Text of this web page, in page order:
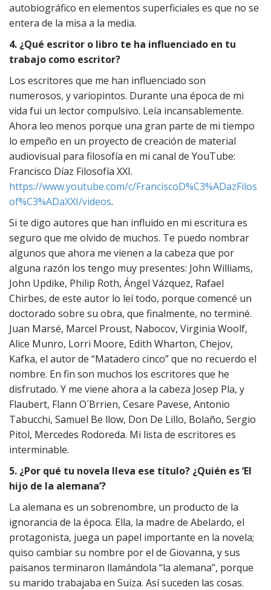
autobiográfico en elementos superficiales es que no se
entera de la misa a la media.
4. ¿Qué escritor o libro te ha influenciado en tu
trabajo como escritor?
Los escritores que me han influenciado son
numerosos, y variopintos. Durante una época de mi
vida fui un lector compulsivo. Leía incansablemente.
Ahora leo menos porque una gran parte de mi tiempo
lo empeño en un proyecto de creación de material
audiovisual para filosofía en mi canal de YouTube:
Francisco Díaz Filosofía XXI.
https://www.youtube.com/c/FranciscoD%C3%ADazFilos
of%C3%ADaXXI/videos.
Si te digo autores que han influido en mi escritura es
seguro que me olvido de muchos. Te puedo nombrar
algunos que ahora me vienen a la cabeza que por
alguna razón los tengo muy presentes: John Williams,
John Updike, Philip Roth, Ángel Vázquez, Rafael
Chirbes, de este autor lo leí todo, porque comencé un
doctorado sobre su obra, que finalmente, no terminé.
Juan Marsé, Marcel Proust, Nabocov, Virginia Woolf,
Alice Munro, Lorri Moore, Edith Wharton, Chejov,
Kafka, el autor de “Matadero cinco” que no recuerdo el
nombre. En fin son muchos los escritores que he
disfrutado. Y me viene ahora a la cabeza Josep Pla, y
Flaubert, Flann O´Brrien, Cesare Pavese, Antonio
Tabucchi, Samuel Be llow, Don De Lillo, Bolaño, Sergio
Pitol, Mercedes Rodoreda. Mi lista de escritores es
interminable.
5. ¿Por qué tu novela lleva ese título? ¿Quién es ‘El
hijo de la alemana’?
La alemana es un sobrenombre, un producto de la
ignorancia de la época. Ella, la madre de Abelardo, el
protagonista, juega un papel importante en la novela;
quiso cambiar su nombre por el de Giovanna, y sus
paisanos terminaron llamándola “la alemana”, porque
su marido trabajaba en Suiza. Así suceden las cosas.